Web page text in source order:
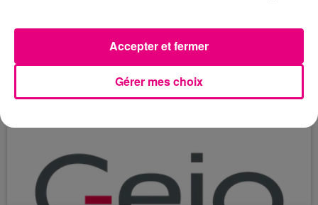
23 mai 2025
QUI VA TROUVER CHOCOLATINE ET
GAGNER DES CADEAUX LORS DE «
Vendredi 30 mai
Gérer mes choix
Accepter et fermer